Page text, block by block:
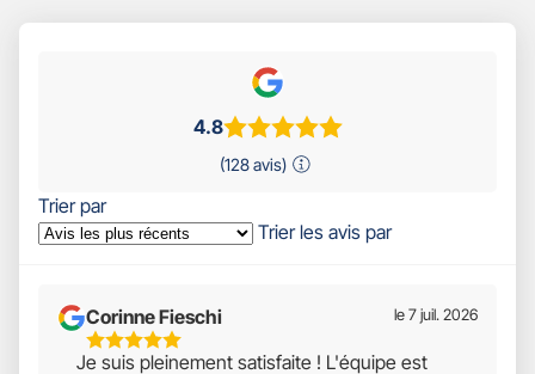
4.8
(128 avis)
Trier par
Trier les avis par
Corinne Fieschi
5
Étoiles
le 7 juil. 2026
Je suis pleinement satisfaite ! L'équipe est